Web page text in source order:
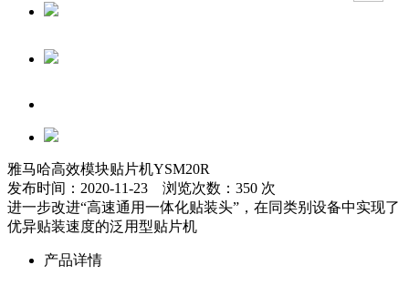
YAMAHA代理
雅马哈高效模块贴片机YSM20R
发布时间：2020-11-23 浏览次数：350 次
进一步改进“高速通用一体化贴装头”，在同类别设备中实现了
优异贴装速度的泛用型贴片机
产品详情